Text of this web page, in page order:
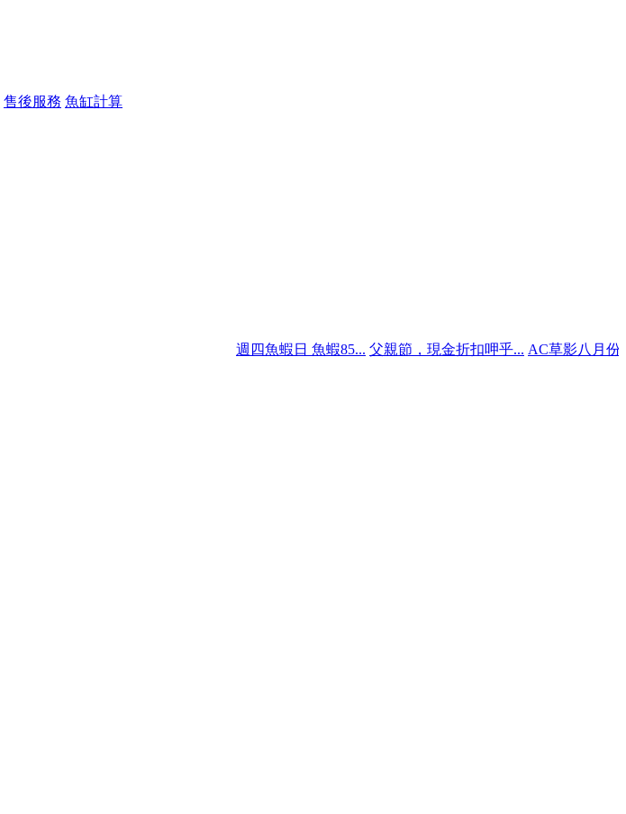
售後服務 魚缸計算
週四魚蝦日 魚蝦85... 父親節，現金折扣呷乎... AC草影八月份行事曆...